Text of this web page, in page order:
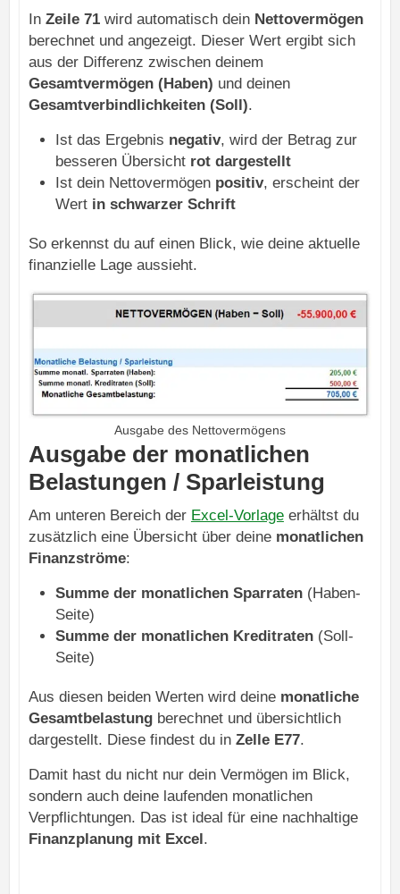
In Zeile 71wird automatisch dein Nettovermögen
berechnet und angezeigt. Dieser Wert ergibt sich
aus der Differenz zwischen deinem
Gesamtvermögen (Haben) und deinen
Gesamtverbindlichkeiten (Soll).
Ist das Ergebnis negativ, wird der Betrag zur
besseren Übersicht rot dargestellt
Ist dein Nettovermögen positiv, erscheint der
Wert in schwarzer Schrift
So erkennst du auf einen Blick, wie deine aktuelle
finanzielle Lage aussieht.
Ausgabe des Nettovermögens
Ausgabe der monatlichen
Belastungen / Sparleistung
Am unteren Bereich der Excel-Vorlageerhältst du
zusätzlich eine Übersicht über deine monatlichen
Finanzströme:
Summe der monatlichen Sparraten(Haben-
Seite)
Summe der monatlichen Kreditraten(Soll-
Seite)
Aus diesen beiden Werten wird deine monatliche
Gesamtbelastungberechnet und übersichtlich
dargestellt. Diese findest du in Zelle E77.
Damit hast du nicht nur dein Vermögen im Blick,
sondern auch deine laufenden monatlichen
Verpflichtungen. Das ist ideal für eine nachhaltige
Finanzplanung mit Excel.